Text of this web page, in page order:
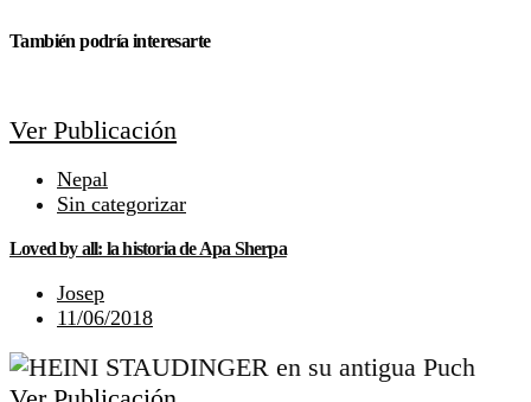
También podría interesarte
Ver Publicación
Nepal
Sin categorizar
Loved by all: la historia de Apa Sherpa
Josep
11/06/2018